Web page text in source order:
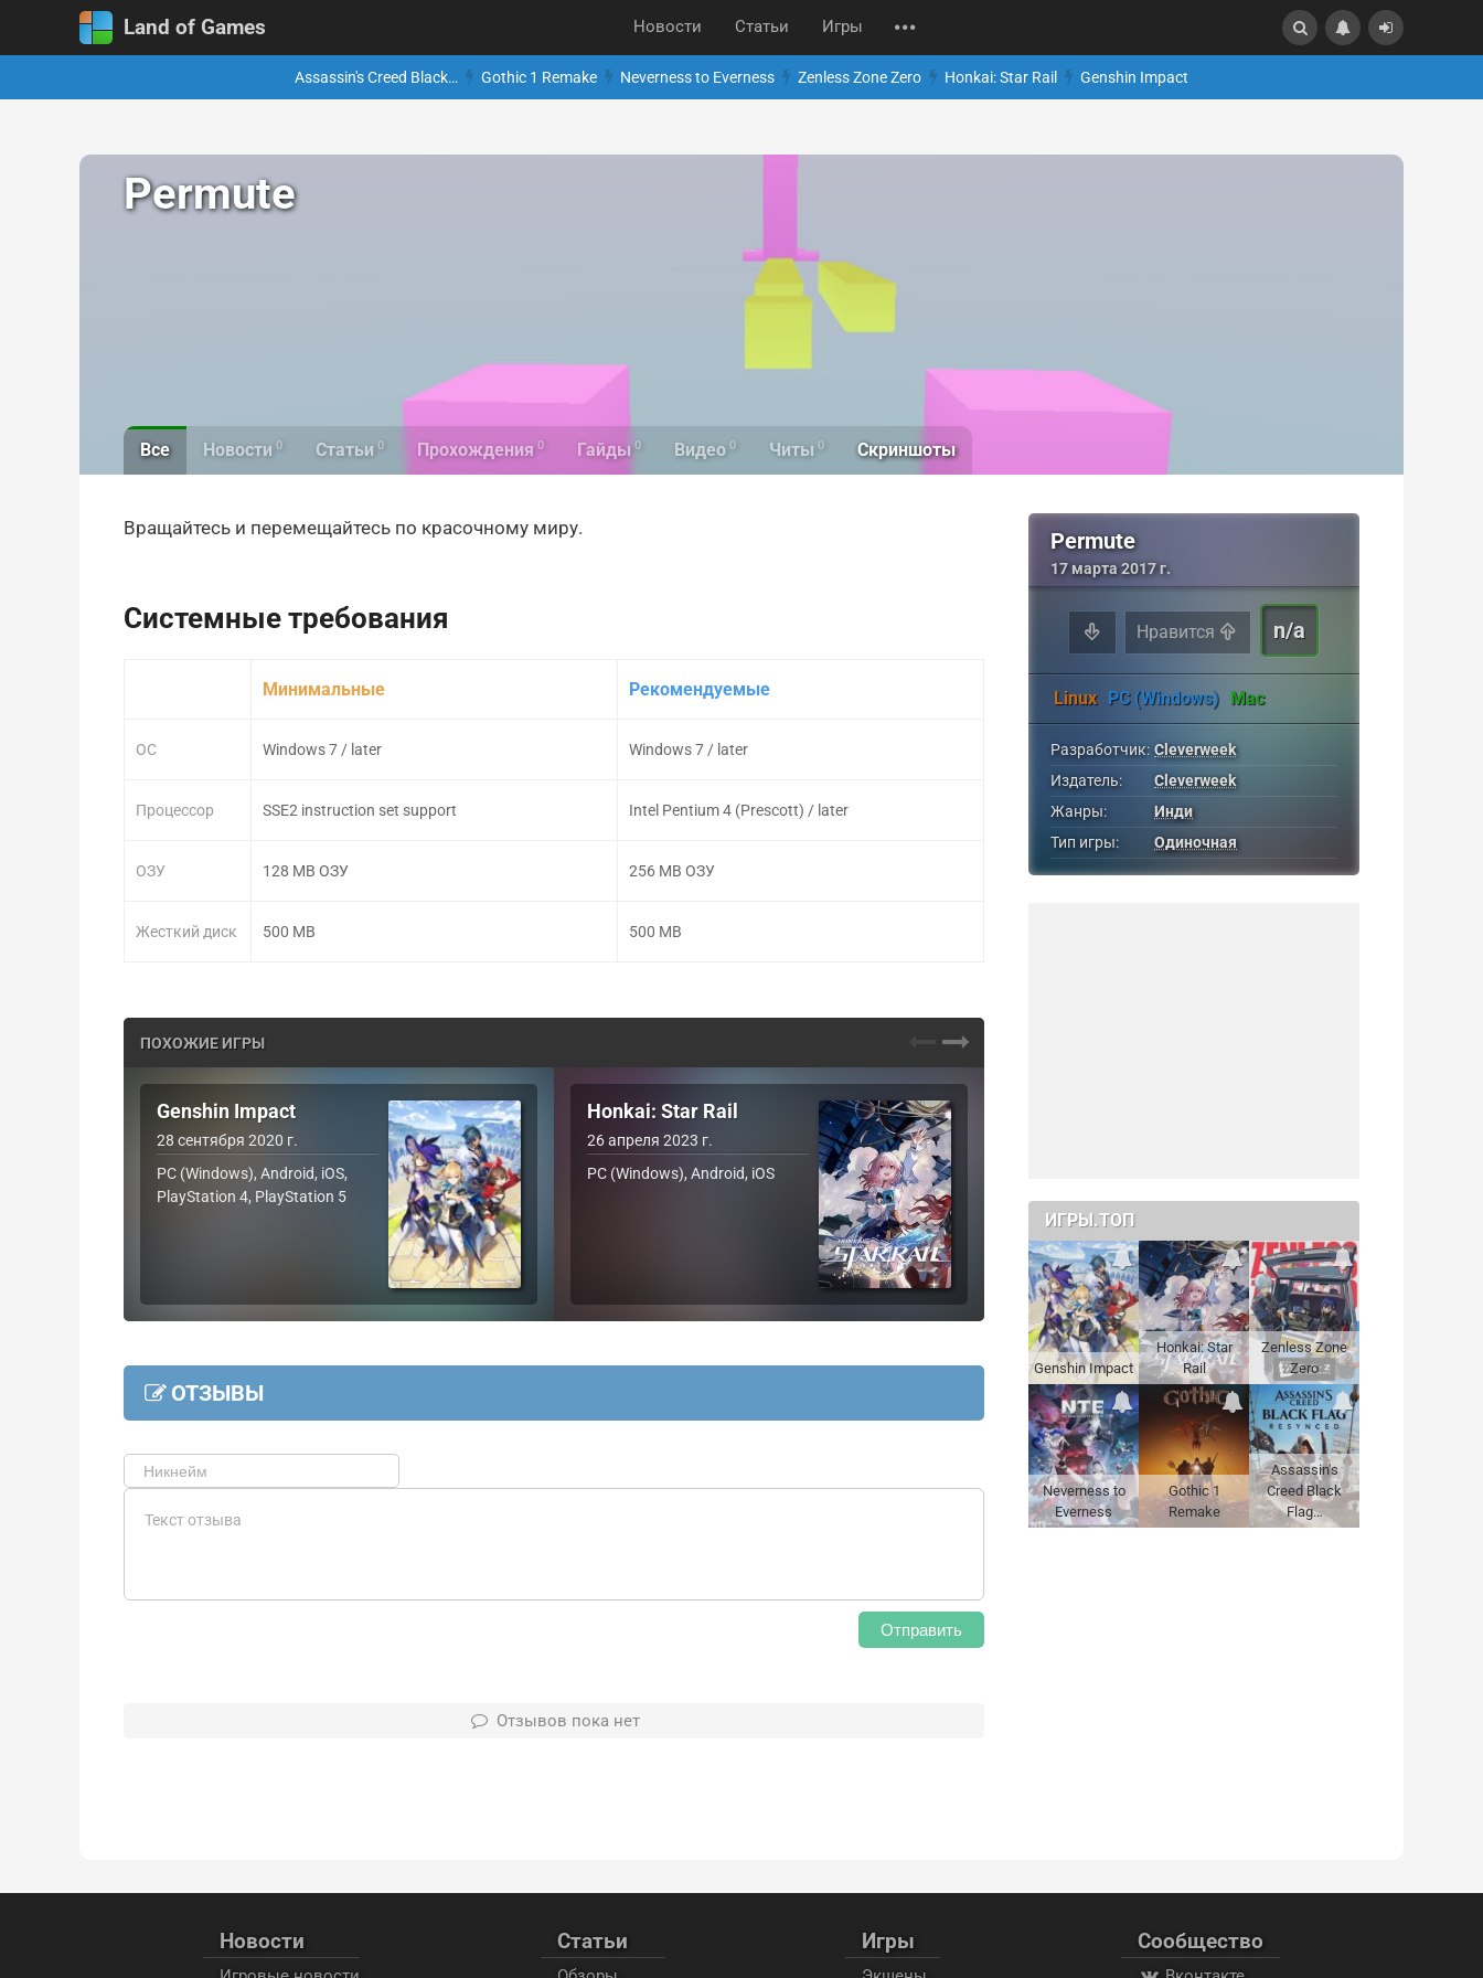
Land of Games Новости Статьи Игры
Assassin's Creed Black… Gothic 1 Remake Neverness to Everness Zenless Zone Zero Honkai: Star Rail Genshin Impact
Permute
Все Новости 0 Статьи 0 Прохождения 0 Гайды 0 Видео 0 Читы 0 Скриншоты
Вращайтесь и перемещайтесь по красочному миру.
Системные требования
ОС
Процессор
ОЗУ
Жесткий диск
Минимальные
Windows 7 / later
SSE2 instruction set support
128 MB ОЗУ
500 MB
Рекомендуемые
Windows 7 / later
Intel Pentium 4 (Prescott) / later
256 MB ОЗУ
500 MB
ПОХОЖИЕ ИГРЫ
Genshin Impact
28 сентября 2020 г.
PC (Windows), Android, iOS,
PlayStation 4, PlayStation 5
Honkai: Star Rail
26 апреля 2023 г.
PC (Windows), Android, iOS
ОТЗЫВЫ
Отправить
Отзывов пока нет
Permute
17 марта 2017 г.
Нравится n/a
Linux PC (Windows) Mac
Разработчик: Cleverweek
Издатель:
Cleverweek
Жанры:
Инди
Тип игры:
Одиночная
ИГРЫ.ТОП
Genshin Impact
Honkai: Star
Rail
Zenless Zone
Zero
Neverness to
Everness
Gothic 1
Remake
Assassin's
Creed Black
Flag…
Новости Статьи Игры Сообщество